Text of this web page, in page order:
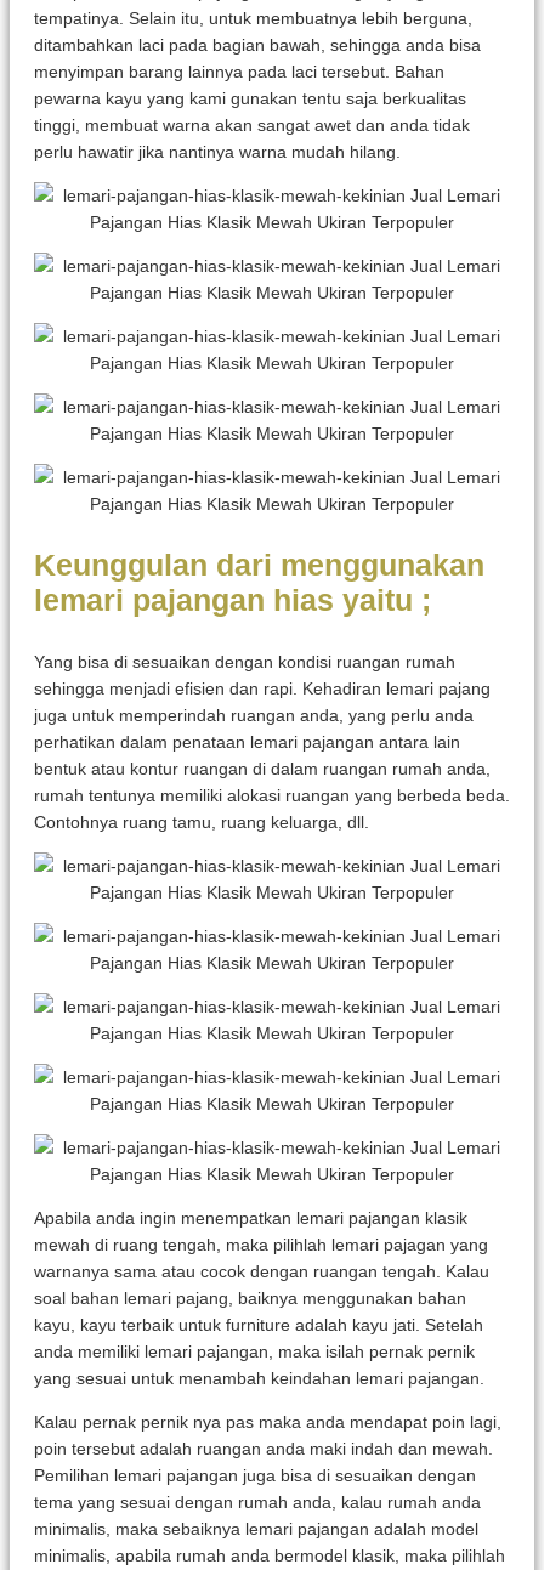
tempatinya. Selain itu, untuk membuatnya lebih berguna,
ditambahkan laci pada bagian bawah, sehingga anda bisa
menyimpan barang lainnya pada laci tersebut. Bahan
pewarna kayu yang kami gunakan tentu saja berkualitas
tinggi, membuat warna akan sangat awet dan anda tidak
perlu hawatir jika nantinya warna mudah hilang.
Keunggulan dari menggunakan
lemari pajangan hias yaitu ;
Yang bisa di sesuaikan dengan kondisi ruangan rumah
sehingga menjadi efisien dan rapi. Kehadiran lemari pajang
juga untuk memperindah ruangan anda, yang perlu anda
perhatikan dalam penataan lemari pajangan antara lain
bentuk atau kontur ruangan di dalam ruangan rumah anda,
rumah tentunya memiliki alokasi ruangan yang berbeda beda.
Contohnya ruang tamu, ruang keluarga, dll.
Apabila anda ingin menempatkan lemari pajangan klasik
mewah di ruang tengah, maka pilihlah lemari pajagan yang
warnanya sama atau cocok dengan ruangan tengah. Kalau
soal bahan lemari pajang, baiknya menggunakan bahan
kayu, kayu terbaik untuk furniture adalah kayu jati. Setelah
anda memiliki lemari pajangan, maka isilah pernak pernik
yang sesuai untuk menambah keindahan lemari pajangan.
Kalau pernak pernik nya pas maka anda mendapat poin lagi,
poin tersebut adalah ruangan anda maki indah dan mewah.
Pemilihan lemari pajangan juga bisa di sesuaikan dengan
tema yang sesuai dengan rumah anda, kalau rumah anda
minimalis, maka sebaiknya lemari pajangan adalah model
minimalis, apabila rumah anda bermodel klasik, maka pilihlah